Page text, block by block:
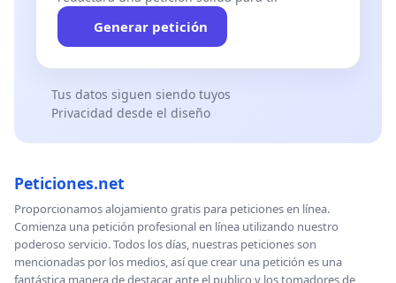
Generar petición
Tus datos siguen siendo tuyos
Privacidad desde el diseño
Peticiones.net
Proporcionamos alojamiento gratis para peticiones en línea.
Comienza una petición profesional en línea utilizando nuestro
poderoso servicio. Todos los días, nuestras peticiones son
mencionadas por los medios, así que crear una petición es una
fantástica manera de destacar ante el publico y los tomadores de